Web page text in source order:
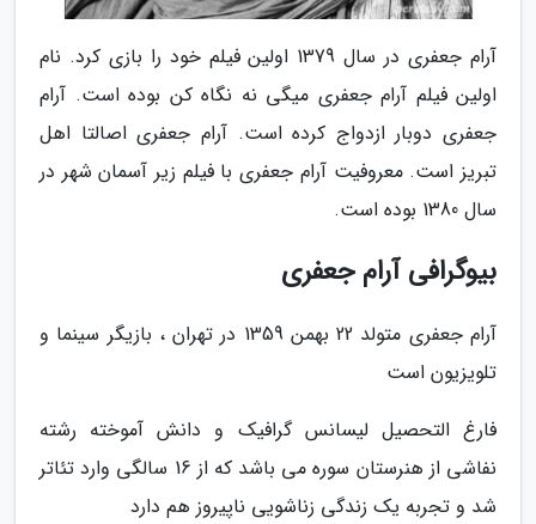
آرام جعفری در سال 1379 اولین فیلم خود را بازی کرد. نام
اولین فیلم آرام جعفری میگی نه نگاه کن بوده است. آرام
جعفری دوبار ازدواج کرده است. آرام جعفری اصالتا اهل
تبریز است. معروفیت آرام جعفری با فیلم زیر آسمان شهر در
سال 1380 بوده است.
بیوگرافی آرام جعفری
آرام جعفری متولد 22 بهمن 1359 در تهران ، بازیگر سینما و
تلویزیون است
فارغ التحصیل لیسانس گرافیک و دانش آموخته رشته
نفاشی از هنرستان سوره می باشد که از 16 سالگی وارد تئاتر
شد و تجربه یک زندگی زناشویی ناپیروز هم دارد